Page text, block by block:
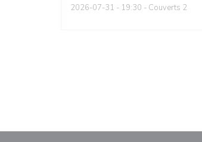
2026-07-31 - 19:30 - Couverts 2